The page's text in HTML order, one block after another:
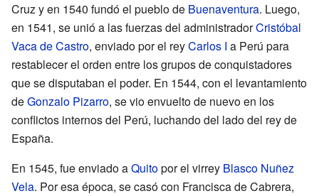
Cruz y en 1540 fundó el pueblo de Buenaventura. Luego,
en 1541, se unió a las fuerzas del administradorCristóbal
Vaca de Castro, enviado por el reyCarlos I a Perú para
restablecer el orden entre los grupos de conquistadores
que se disputaban el poder. En 1544, con el levantamiento
deGonzalo Pizarro, se vio envuelto de nuevo en los
conflictos internos del Perú, luchando del lado del rey de
España.
En 1545, fue enviado aQuitopor el virrey Blasco Nuñez
Vela. Por esa época, se casó con Francisca de Cabrera,